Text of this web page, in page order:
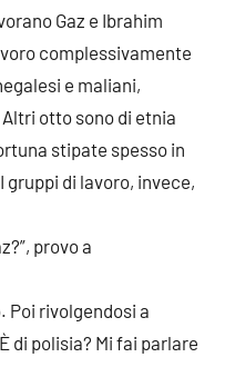
Gaz e Ibrahim
complessivamente
e maliani,
otto sono di etnia
stipate spesso in
di lavoro, invece,
provo a
Poi rivolgendosi a
di polisia? Mi fai parlare